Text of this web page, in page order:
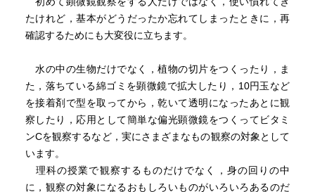
たけれど，基本がどうだったか忘れてしまったときに，再
確認するためにも大変役に立ちます。
水の中の生物だけでなく，植物の切片をつくったり，ま
た，落ちている綿ゴミを顕微鏡で拡大したり，10円玉など
を接着剤で型を取ってから，乾いて透明になったあとに観
察したり，応用として簡単な偏光顕微鏡をつくってビタミ
ンCを観察するなど，実にさまざまなもの観察の対象として
います。
理科の授業で観察するものだけでなく，身の回りの中
に，観察の対象になるおもしろいものがいろいろあるのだ